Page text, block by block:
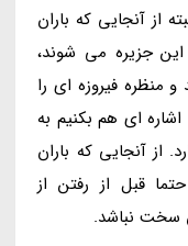
از آنجایی که باران
جزیره می شوند،
منظره فیروزه ای را
ای هم بکنیم به
از آنجایی که باران
قبل از رفتن از
سخت نباشد.